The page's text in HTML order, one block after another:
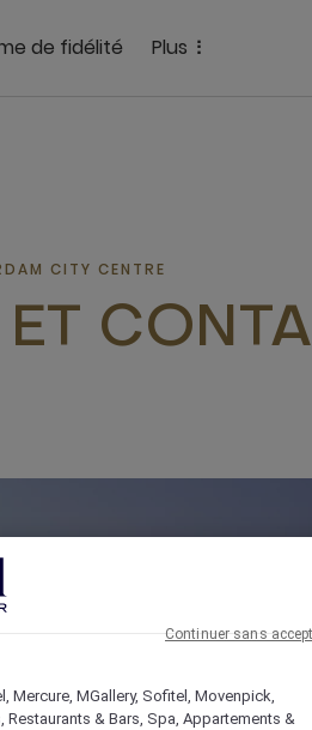
de fidélité Plus
CITY CENTRE
Mercure, MGallery, Sofitel, Movenpick,
& Bars, Spa, Appartements &
Continuer sans